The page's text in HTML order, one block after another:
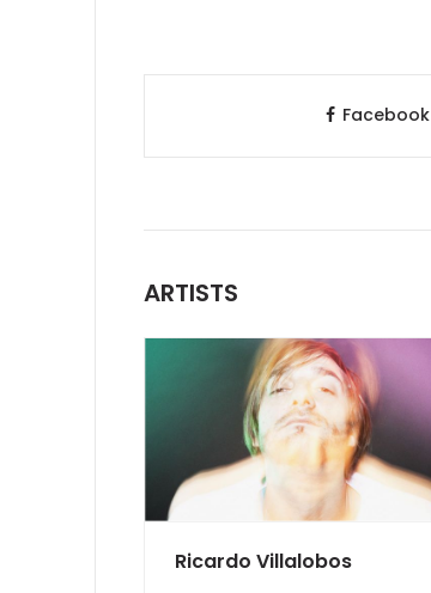
Facebook
ARTISTS
Ricardo Villalobos